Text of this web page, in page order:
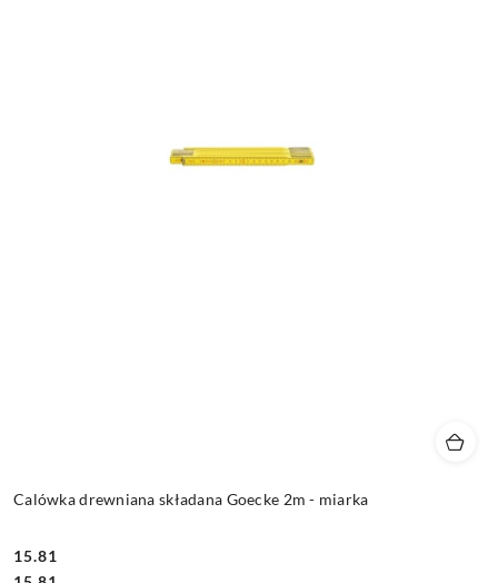
Calówka drewniana składana Goecke 2m - miarka
15.81